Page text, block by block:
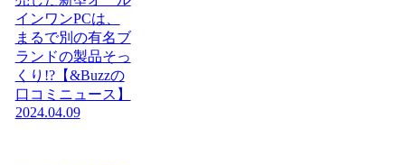
インワンPCは、
まるで別の有名ブ
ランドの製品そっ
くり!?【&Buzzの
口コミニュース】
2024.04.09